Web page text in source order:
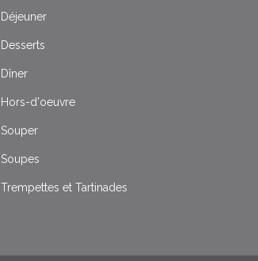
Déjeuner
Desserts
Dîner
Hors-d'oeuvre
Souper
Soupes
Trempettes et Tartinades